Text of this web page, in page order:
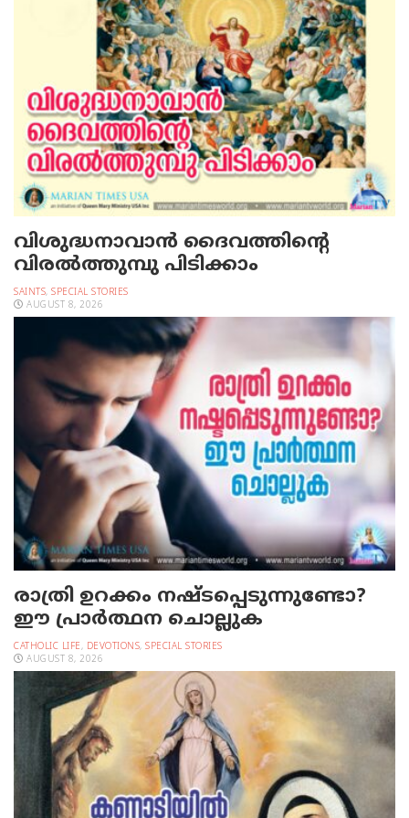
വിശുദ്ധനാവാന്‍ ദൈവത്തിന്റെ
വിരല്‍ത്തുമ്പു പിടിക്കാം
SAINTS, SPECIAL STORIES
AUGUST 8, 2026
രാത്രി ഉറക്കം നഷ്ടപ്പെടുന്നുണ്ടോ?
ഈ പ്രാര്‍ത്ഥന ചൊല്ലുക
CATHOLIC LIFE, DEVOTIONS, SPECIAL STORIES
AUGUST 8, 2026